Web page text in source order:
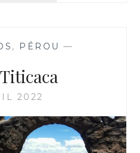
PICCHU…
, PÉROU —
2022